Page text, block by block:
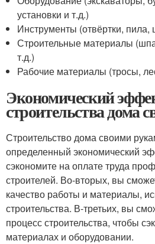
установки и т.д.)
Инструменты (отвёртки, пила,
Строительные материалы
т.д.)
Рабочие материалы (тросы,
Экономический
строительства дома
Строительство дома своими
определенный экономический
сэкономите на оплате труда
строителей. Во-вторых, вы
качество работы и материалы,
строительства. В-третьих, вы
процесс строительства, чтобы
материалах и оборудовании.